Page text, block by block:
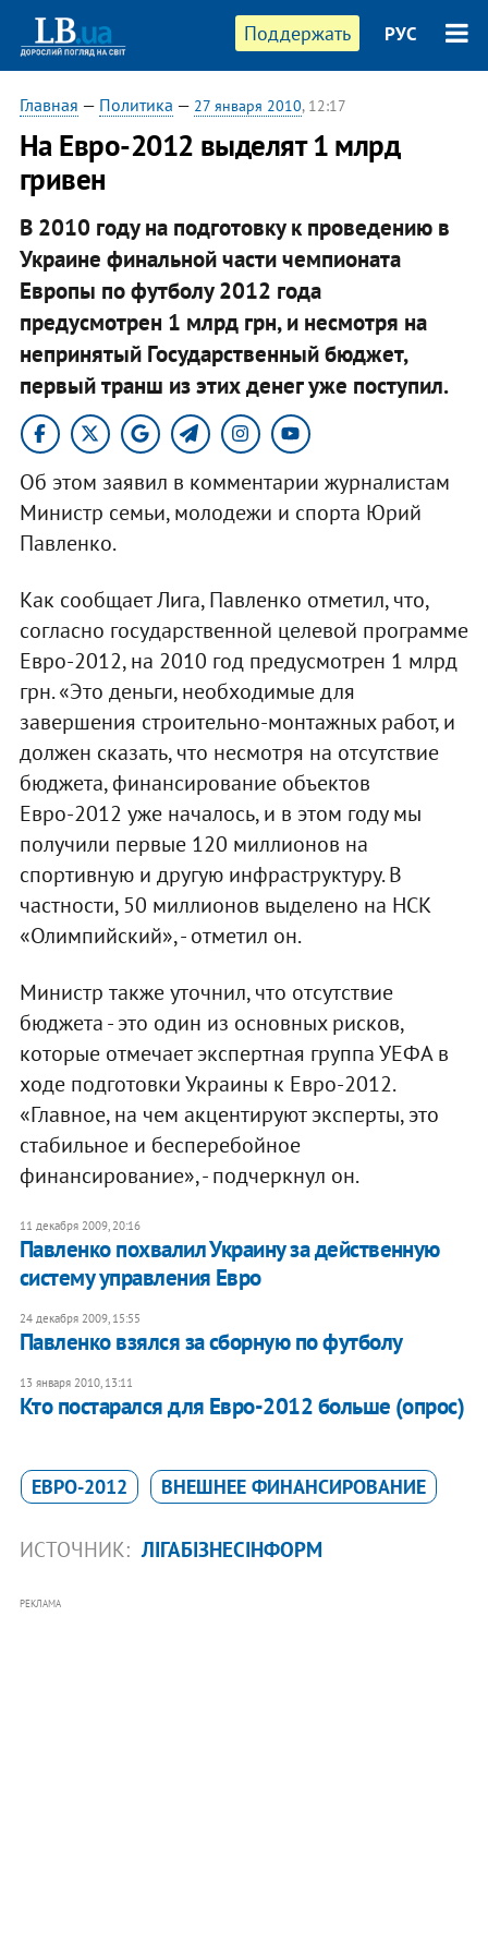
Поддержать РУС
Главная — Политика — 27 января 2010, 12:17
На Евро-2012 выделят 1 млрд
гривен
В 2010 году на подготовку к проведению в
Украине финальной части чемпионата
Европы по футболу 2012 года
предусмотрен 1 млрд грн, и несмотря на
непринятый Государственный бюджет,
первый транш из этих денег уже поступил.
Об этом заявил в комментарии журналистам
Министр семьи, молодежи и спорта Юрий
Павленко.
Как сообщает Лига, Павленко отметил, что,
согласно государственной целевой программе
Евро-2012, на 2010 год предусмотрен 1 млрд
грн. «Это деньги, необходимые для
завершения строительно-монтажных работ, и
должен сказать, что несмотря на отсутствие
бюджета, финансирование объектов
Евро-2012 уже началось, и в этом году мы
получили первые 120 миллионов на
спортивную и другую инфраструктуру. В
частности, 50 миллионов выделено на НСК
«Олимпийский», - отметил он.
Министр также уточнил, что отсутствие
бюджета - это один из основных рисков,
которые отмечает экспертная группа УЕФА в
ходе подготовки Украины к Евро-2012.
«Главное, на чем акцентируют эксперты, это
стабильное и бесперебойное
финансирование», - подчеркнул он.
11 декабря 2009, 20:16
Павленко похвалил Украину за действенную
систему управления Евро
24 декабря 2009, 15:55
Павленко взялся за сборную по футболу
13 января 2010, 13:11
Кто постарался для Евро-2012 больше (опрос)
ЕВРО-2012 ВНЕШНЕЕ ФИНАНСИРОВАНИЕ
ИСТОЧНИК: ЛІГАБІЗНЕСІНФОРМ
РЕКЛАМА